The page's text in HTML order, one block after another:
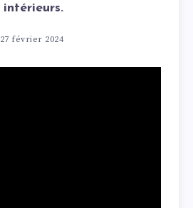
intérieurs.
27 février 2024